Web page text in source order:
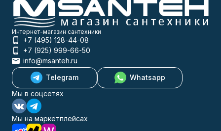
Интернет-магазин сантехники
+7 (495) 128-44-08
+7 (925) 999-66-50
info@msanteh.ru
Telegram
Whatsapp
Мы в соцсетях
Мы на маркетплейсах